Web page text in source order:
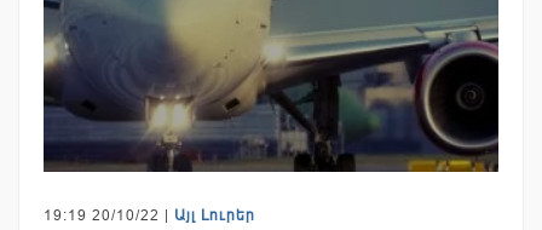
19:19 20/10/22 | Այլ Լուրեր